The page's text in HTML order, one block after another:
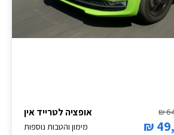
אופציה לטרייד אין
מימון והטבות נוספות